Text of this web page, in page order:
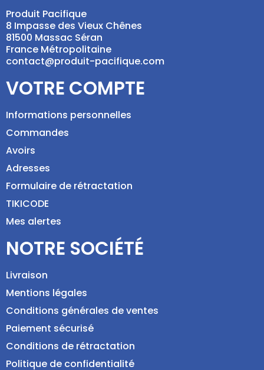
Produit Pacifique
8 Impasse des Vieux Chênes
81500 Massac Séran
France Métropolitaine
contact@produit-pacifique.com
VOTRE COMPTE
Informations personnelles
Commandes
Avoirs
Adresses
Formulaire de rétractation
TIKICODE
Mes alertes
NOTRE SOCIÉTÉ
Livraison
Mentions légales
Conditions générales de ventes
Paiement sécurisé
Conditions de rétractation
Politique de confidentialité